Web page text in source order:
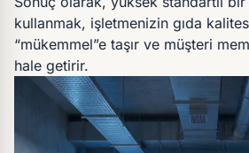
kullanmak, işletmenizin gıda
“mükemmel”e taşır ve müşteri
hale getirir.